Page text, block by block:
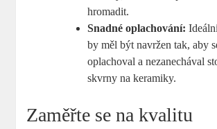
hromadit.
Snadné oplachování:
by měl být navržen tak, aby
oplachoval a nezanechával
skvrny na keramiky.
Zaměřte se na kvalitu